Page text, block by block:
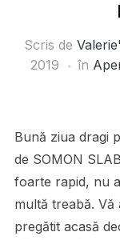
Scris de
2019
în
Bună ziua dragi
de SOMON
foarte rapid, nu
multă treabă. Vă
pregătit acasă